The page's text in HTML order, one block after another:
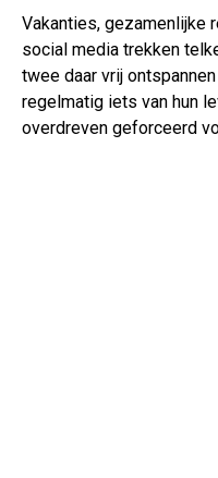
Vakanties, gezamenlijke
social media trekken
twee daar vrij
regelmatig iets van hun
overdreven geforceerd